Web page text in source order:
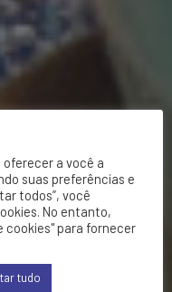
oferecer a você a
suas preferências e
todos”, você
No entanto,
cookies" para fornecer
tudo